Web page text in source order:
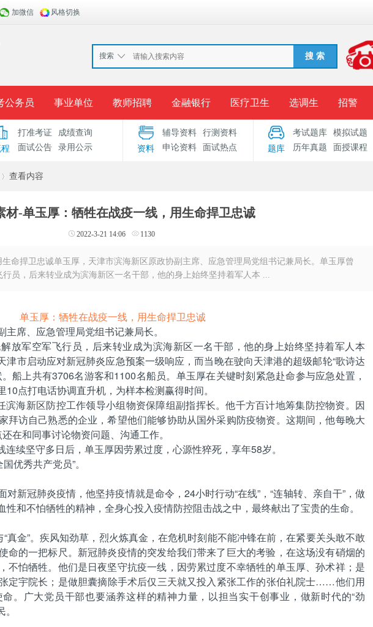
加微信 风格切换
搜索 搜 索
公务员 事业单位 教师招聘 金融银行 医疗卫生 选调生 招警
告 报考指导 准考证打印 成绩查询 录用公示 考试题库
队 学员风采
打准考证
成绩查询
面试公告
录用公示 资料
辅导资料
行测资料
申论资料
面试热点 题库
考试题库
模拟试题
历年真题
面授课程
查看内容
材-单玉厚：牺牲在战疫一线，用生命捍卫忠诚
2022-3-21 14:06 1130
命捍卫忠诚单玉厚，天津市滨海新区原政协副主席、应急管理局党组书记兼局长。单玉厚曾
员，后来转业成为滨海新区一名干部，他的身上始终坚持着军人本 ...
单玉厚：牺牲在战疫一线，用生命捍卫忠诚
席、应急管理局党组书记兼局长。
放军空军飞行员，后来转业成为滨海新区一名干部，他的身上始终坚持着军人本
市启动应对新冠肺炎应急预案一级响应，而当晚在驶向天津港的超级邮轮“歌诗达
船上共有3706名游客和1100名船员。单玉厚在关键时刻紧急赴命参与应急处置，
点打电话协调直升机，为样本检测赢得时间。
滨海新区防控工作领导小组物资保障组副指挥长。他千方百计地筹集防控物资。因
拜访自己熟悉的企业，希望他们能够协助从国外采购防疫物资。这期间，他每晚大
在和同事讨论物资问题、沟通工作。
续坚守多日后，单玉厚因劳累过度，心源性猝死，享年58岁。
优秀共产党员”。
新冠肺炎疫情，他坚持疫情就是命令，24小时行动“在线”，“连轴转、亲自干”，做
和不怕牺牲的精神，全身心投入疫情防控阻击战之中，最终献出了宝贵的生命。
“真金”。疾风知劲草，烈火炼真金，在危机时刻能不能冲锋在前，在紧要关头敢不敢
命的一把标尺。新冠肺炎疫情的突发给我们带来了巨大的考验，在这场没有硝烟的
不怕牺牲。他们是日夜坚守抗疫一线，因劳累过度不幸牺牲的单玉厚、孙术祥；是
定宇院长；是做胆囊摘除手术后仅三天就又投入紧张工作的张伯礼院士……他们用
。广大党员干部也要涵养这样的精神力量，以担当实干创事业，做新时代的“劲